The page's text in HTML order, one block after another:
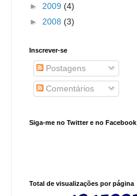
► 2009 (4)
► 2008 (3)
Inscrever-se
Postagens
Comentários
Siga-me no Twitter e no Facebook
Total de visualizações por página